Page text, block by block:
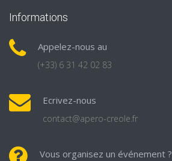
Informations
Appelez-nous au
(+33) 6 31 42 02 83
Ecrivez-nous
contact@apero-creole.fr
Vous organisez un événement ?